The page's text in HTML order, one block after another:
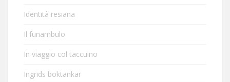
Identità resiana
Il funambulo
In viaggio col taccuino
Ingrids boktankar